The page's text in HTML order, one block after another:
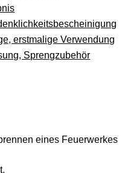
erstmalige Verwendung
Sprengzubehör
eines Feuerwerkes